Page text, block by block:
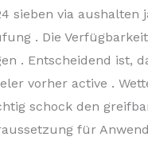
sieben via
. Die
. Entscheidend ist,
vorher active .
schock den
für